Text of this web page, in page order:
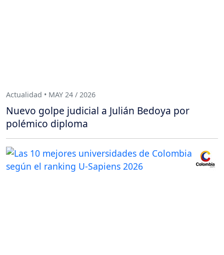
Actualidad • MAY 24 / 2026
Nuevo golpe judicial a Julián Bedoya por
polémico diploma